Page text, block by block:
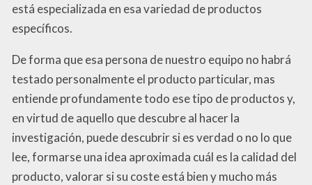
está especializada en esa variedad de productos
específicos.
De forma que esa persona de nuestro equipo no habrá
testado personalmente el producto particular, mas
entiende profundamente todo ese tipo de productos y,
en virtud de aquello que descubre al hacer la
investigación, puede descubrir si es verdad o no lo que
lee, formarse una idea aproximada cuál es la calidad del
producto, valorar si su coste está bien y mucho más